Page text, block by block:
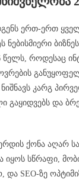
ერთ-ერთ
ნებისმიერი
წელს, როდესაც
კარგ
გაყიდვებს და
ქონა აღარ
იყოს სწრაფი,
SEO-ზე